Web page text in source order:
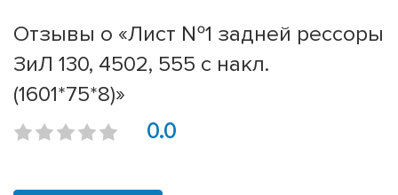
Отзывы о «Лист №1 задней рессоры
ЗиЛ 130, 4502, 555 с накл.
(1601*75*8)»
0.0